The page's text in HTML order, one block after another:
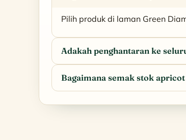
Pilih produk di laman Green
Adakah penghantaran ke
Bagaimana semak stok